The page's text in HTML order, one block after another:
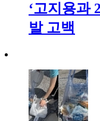
‘고지용과
발 고백